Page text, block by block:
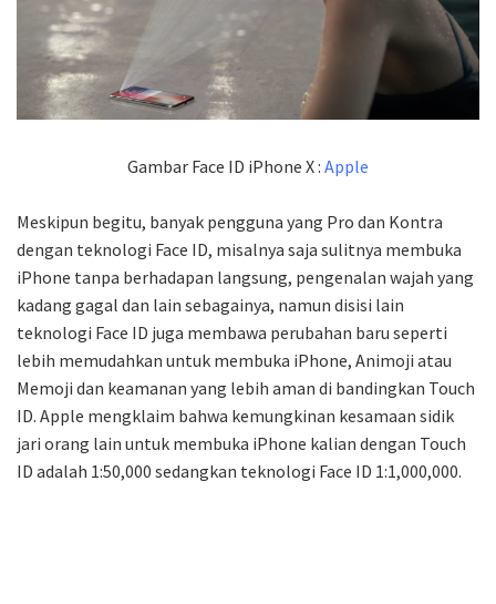
Gambar Face ID iPhone X : Apple
Meskipun begitu, banyak pengguna yang Pro dan Kontra
dengan teknologi Face ID, misalnya saja sulitnya membuka
iPhone tanpa berhadapan langsung, pengenalan wajah yang
kadang gagal dan lain sebagainya, namun disisi lain
teknologi Face ID juga membawa perubahan baru seperti
lebih memudahkan untuk membuka iPhone, Animoji atau
Memoji dan keamanan yang lebih aman di bandingkan Touch
ID. Apple mengklaim bahwa kemungkinan kesamaan sidik
jari orang lain untuk membuka iPhone kalian dengan Touch
ID adalah 1:50,000 sedangkan teknologi Face ID 1:1,000,000.